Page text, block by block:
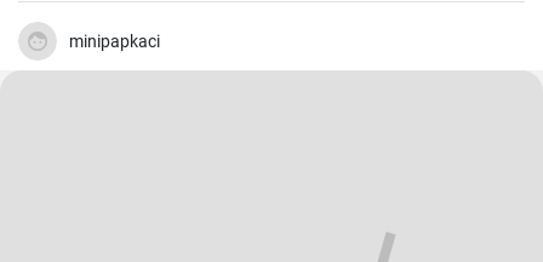
minipapkaci